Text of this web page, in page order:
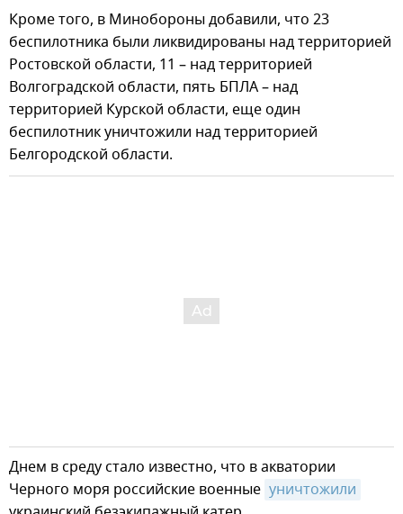
Кроме того, в Минобороны добавили, что 23
беспилотника были ликвидированы над территорией
Ростовской области, 11 – над территорией
Волгоградской области, пять БПЛА – над
территорией Курской области, еще один
беспилотник уничтожили над территорией
Белгородской области.
Днем в среду стало известно, что в акватории
Черного моря российские военные уничтожили